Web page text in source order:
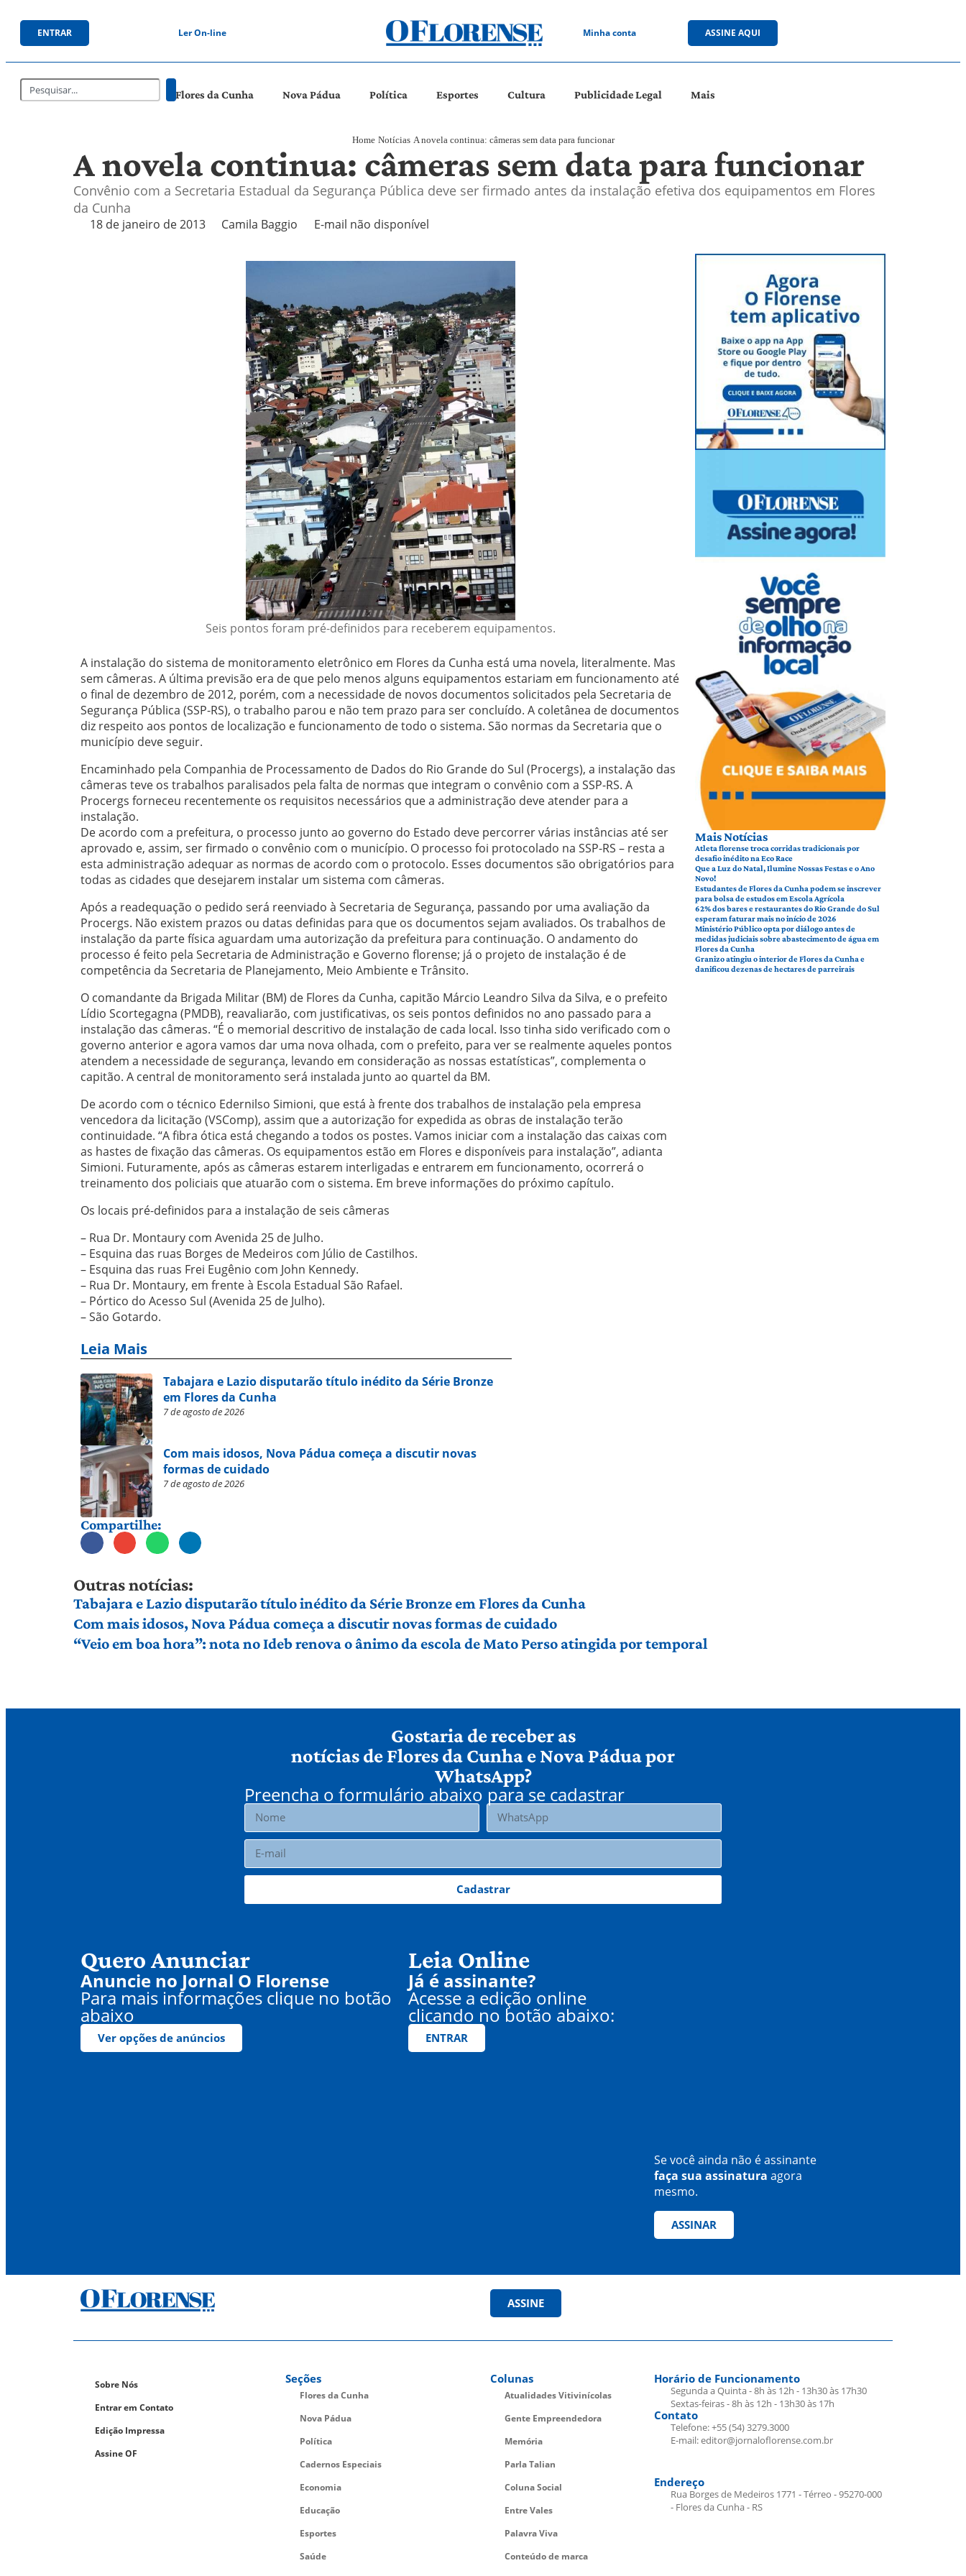
ENTRAR Ler On-line Minha conta ASSINE AQUI
Flores da Cunha Nova Pádua Política Esportes Cultura Publicidade Legal Mais
Home Notícias A novela continua: câmeras sem data para funcionar
A novela continua: câmeras sem data para funcionar
Convênio com a Secretaria Estadual da Segurança Pública deve ser firmado antes da instalação efetiva dos equipamentos em Flores
da Cunha
18 de janeiro de 2013 Camila Baggio E-mail não disponível
Seis pontos foram pré-definidos para receberem equipamentos.
A instalação do sistema de monitoramento eletrônico em Flores da Cunha está uma novela, literalmente. Mas
sem câmeras. A última previsão era de que pelo menos alguns equipamentos estariam em funcionamento até
o final de dezembro de 2012, porém, com a necessidade de novos documentos solicitados pela Secretaria de
Segurança Pública (SSP-RS), o trabalho parou e não tem prazo para ser concluído. A coletânea de documentos
diz respeito aos pontos de localização e funcionamento de todo o sistema. São normas da Secretaria que o
município deve seguir.
Encaminhado pela Companhia de Processamento de Dados do Rio Grande do Sul (Procergs), a instalação das
câmeras teve os trabalhos paralisados pela falta de normas que integram o convênio com a SSP-RS. A
Procergs forneceu recentemente os requisitos necessários que a administração deve atender para a
instalação.
De acordo com a prefeitura, o processo junto ao governo do Estado deve percorrer várias instâncias até ser
aprovado e, assim, ser firmado o convênio com o município. O processo foi protocolado na SSP-RS – resta a
esta administração adequar as normas de acordo com o protocolo. Esses documentos são obrigatórios para
todas as cidades que desejarem instalar um sistema com câmeras.
Após a readequação o pedido será reenviado à Secretaria de Segurança, passando por uma avaliação da
Procergs. Não existem prazos ou datas definidas para que os documentos sejam avaliados. Os trabalhos de
instalação da parte física aguardam uma autorização da prefeitura para continuação. O andamento do
processo é feito pela Secretaria de Administração e Governo florense; já o projeto de instalação é de
competência da Secretaria de Planejamento, Meio Ambiente e Trânsito.
O comandante da Brigada Militar (BM) de Flores da Cunha, capitão Márcio Leandro Silva da Silva, e o prefeito
Lídio Scortegagna (PMDB), reavaliarão, com justificativas, os seis pontos definidos no ano passado para a
instalação das câmeras. “É o memorial descritivo de instalação de cada local. Isso tinha sido verificado com o
governo anterior e agora vamos dar uma nova olhada, com o prefeito, para ver se realmente aqueles pontos
atendem a necessidade de segurança, levando em consideração as nossas estatísticas”, complementa o
capitão. A central de monitoramento será instalada junto ao quartel da BM.
De acordo com o técnico Edernilso Simioni, que está à frente dos trabalhos de instalação pela empresa
vencedora da licitação (VSComp), assim que a autorização for expedida as obras de instalação terão
continuidade. “A fibra ótica está chegando a todos os postes. Vamos iniciar com a instalação das caixas com
as hastes de fixação das câmeras. Os equipamentos estão em Flores e disponíveis para instalação”, adianta
Simioni. Futuramente, após as câmeras estarem interligadas e entrarem em funcionamento, ocorrerá o
treinamento dos policiais que atuarão com o sistema. Em breve informações do próximo capítulo.
Os locais pré-definidos para a instalação de seis câmeras
– Rua Dr. Montaury com Avenida 25 de Julho.
– Esquina das ruas Borges de Medeiros com Júlio de Castilhos.
– Esquina das ruas Frei Eugênio com John Kennedy.
– Rua Dr. Montaury, em frente à Escola Estadual São Rafael.
– Pórtico do Acesso Sul (Avenida 25 de Julho).
– São Gotardo.
Leia Mais
Tabajara e Lazio disputarão título inédito da Série Bronze
em Flores da Cunha
7 de agosto de 2026
Com mais idosos, Nova Pádua começa a discutir novas
formas de cuidado
7 de agosto de 2026
Compartilhe:
Mais Notícias
Atleta florense troca corridas tradicionais por
desafio inédito na Eco Race
Que a Luz do Natal, Ilumine Nossas Festas e o Ano
Novo!
Estudantes de Flores da Cunha podem se inscrever
para bolsa de estudos em Escola Agrícola
62% dos bares e restaurantes do Rio Grande do Sul
esperam faturar mais no início de 2026
Ministério Público opta por diálogo antes de
medidas judiciais sobre abastecimento de água em
Flores da Cunha
Granizo atingiu o interior de Flores da Cunha e
danificou dezenas de hectares de parreirais
Outras notícias:
Tabajara e Lazio disputarão título inédito da Série Bronze em Flores da Cunha
Com mais idosos, Nova Pádua começa a discutir novas formas de cuidado
“Veio em boa hora”: nota no Ideb renova o ânimo da escola de Mato Perso atingida por temporal
Gostaria de receber as
notícias de Flores da Cunha e Nova Pádua por
WhatsApp?
Preencha o formulário abaixo para se cadastrar
Cadastrar
Quero Anunciar
Anuncie no Jornal O Florense
Para mais informações clique no botão
abaixo
Ver opções de anúncios
Leia Online
Já é assinante?
Acesse a edição online
clicando no botão abaixo:
ENTRAR
Se você ainda não é assinante
faça sua assinatura agora
mesmo.
ASSINAR
ASSINE
Sobre Nós
Entrar em Contato
Edição Impressa
Assine OF
Seções
Flores da Cunha
Nova Pádua
Política
Cadernos Especiais
Economia
Educação
Esportes
Saúde
Colunas
Atualidades Vitivinícolas
Gente Empreendedora
Memória
Parla Talian
Coluna Social
Entre Vales
Palavra Viva
Conteúdo de marca
Horário de Funcionamento
Segunda a Quinta - 8h às 12h - 13h30 às 17h30
Sextas-feiras - 8h às 12h - 13h30 às 17h
Contato
Telefone: +55 (54) 3279.3000
E-mail: editor@jornaloflorense.com.br
Endereço
Rua Borges de Medeiros 1771 - Térreo - 95270-000
- Flores da Cunha - RS